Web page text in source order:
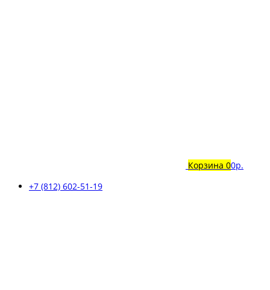
Корзина 00р.
+7 (812) 602-51-19